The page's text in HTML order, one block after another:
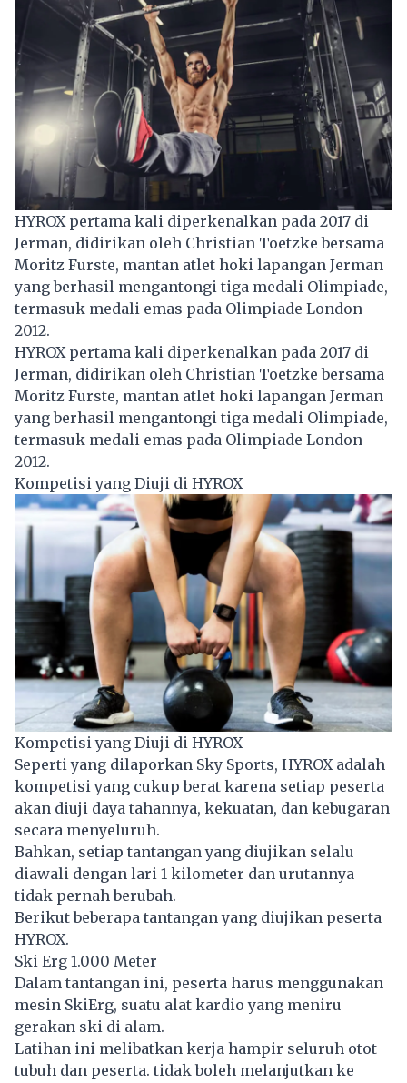
HYROX pertama kali diperkenalkan pada 2017 di
Jerman, didirikan oleh Christian Toetzke bersama
Moritz Furste, mantan atlet hoki lapangan Jerman
yang berhasil mengantongi tiga medali Olimpiade,
termasuk medali emas pada Olimpiade London
2012.
HYROX pertama kali diperkenalkan pada 2017 di
Jerman, didirikan oleh Christian Toetzke bersama
Moritz Furste, mantan atlet hoki lapangan Jerman
yang berhasil mengantongi tiga medali Olimpiade,
termasuk medali emas pada Olimpiade London
2012.
Kompetisi yang Diuji di HYROX
Kompetisi yang Diuji di HYROX
Seperti yang dilaporkan Sky Sports, HYROX adalah
kompetisi yang cukup berat karena setiap peserta
akan diuji daya tahannya, kekuatan, dan kebugaran
secara menyeluruh.
Bahkan, setiap tantangan yang diujikan selalu
diawali dengan lari 1 kilometer dan urutannya
tidak pernah berubah.
Berikut beberapa tantangan yang diujikan peserta
HYROX.
Ski Erg 1.000 Meter
Dalam tantangan ini, peserta harus menggunakan
mesin SkiErg, suatu alat kardio yang meniru
gerakan ski di alam.
Latihan ini melibatkan kerja hampir seluruh otot
tubuh dan peserta. tidak boleh melanjutkan ke